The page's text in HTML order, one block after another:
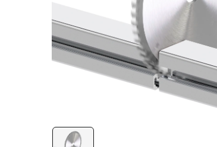
Алюминиевая промышленная
мебель
Крейты и кассеты Subrack
systems
Профиль строительного
Радиаторный алюминиевый
профиль NEW!